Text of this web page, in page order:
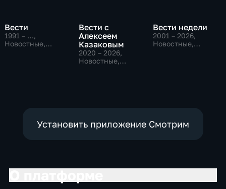
Вести
1991 – …,
Новостные,
Вести с
Алексеем
Казаковым
2020 – 2026,
Новостные,
Вести недели
2001 – 2026,
Новостные,
Установить приложение Смотрим